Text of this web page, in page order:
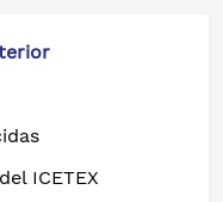
ICETEX